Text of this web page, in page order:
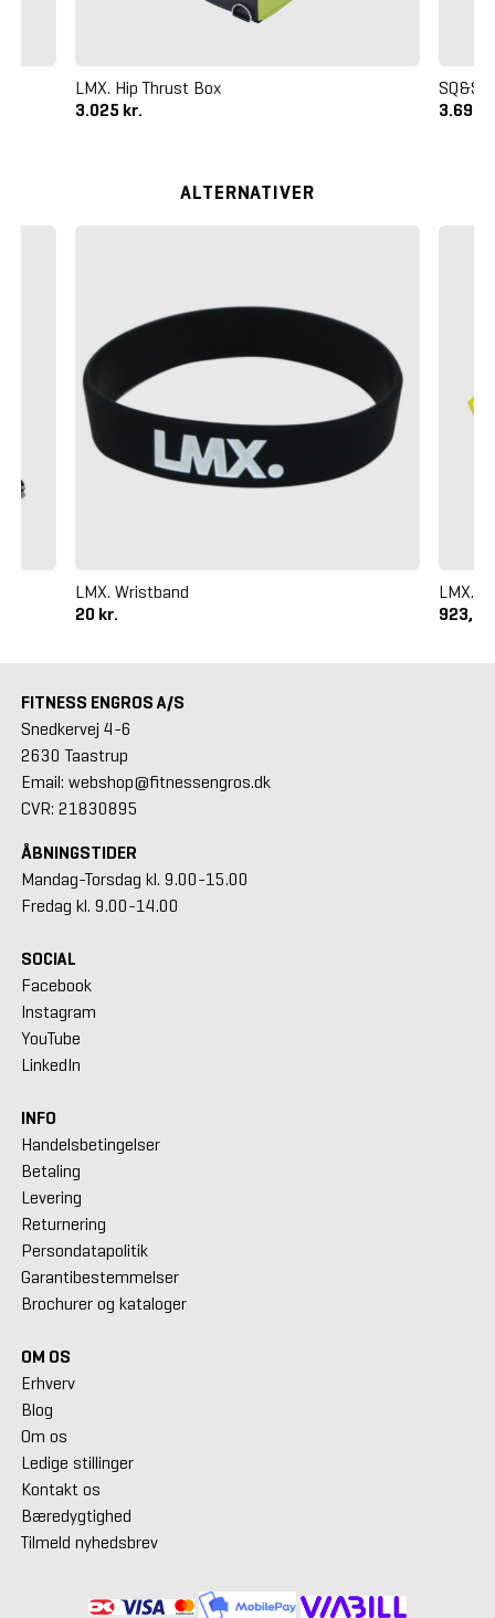
LMX. Hip Thrust Box
3.025 kr.
3.695
ALTERNATIVER
LMX. Wristband
20 kr.
LMX.
FITNESS ENGROS A/S
Snedkervej 4-6
2630 Taastrup
Email: webshop@fitnessengros.dk
CVR: 21830895
ÅBNINGSTIDER
Mandag-Torsdag kl. 9.00-15.00
Fredag kl. 9.00-14.00
SOCIAL
Facebook
Instagram
YouTube
LinkedIn
INFO
Handelsbetingelser
Betaling
Levering
Returnering
Persondatapolitik
Garantibestemmelser
Brochurer og kataloger
OM OS
Erhverv
Blog
Om os
Ledige stillinger
Kontakt os
Bæredygtighed
Tilmeld nyhedsbrev